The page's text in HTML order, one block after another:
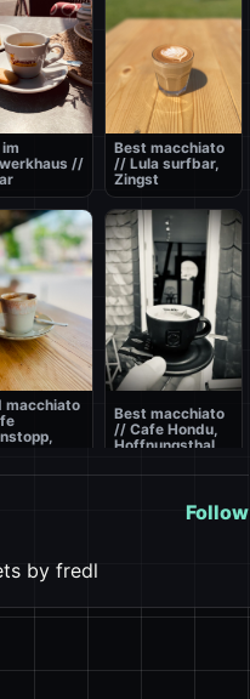
//
Best macchiato
// Lula surfbar,
Zingst
macchiato
Best macchiato
// Cafe Hondu,
Hoffnungsthal
Follow
by fredl